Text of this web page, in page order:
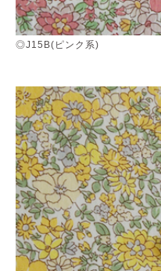
◎J15B(ピンク系)